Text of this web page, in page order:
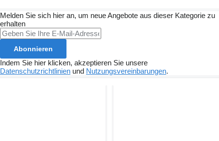
Melden Sie sich hier an, um neue Angebote aus dieser Kategorie zu
erhalten
Abonnieren
Indem Sie hier klicken, akzeptieren Sie unsere
Datenschutzrichtlinien und Nutzungsvereinbarungen.